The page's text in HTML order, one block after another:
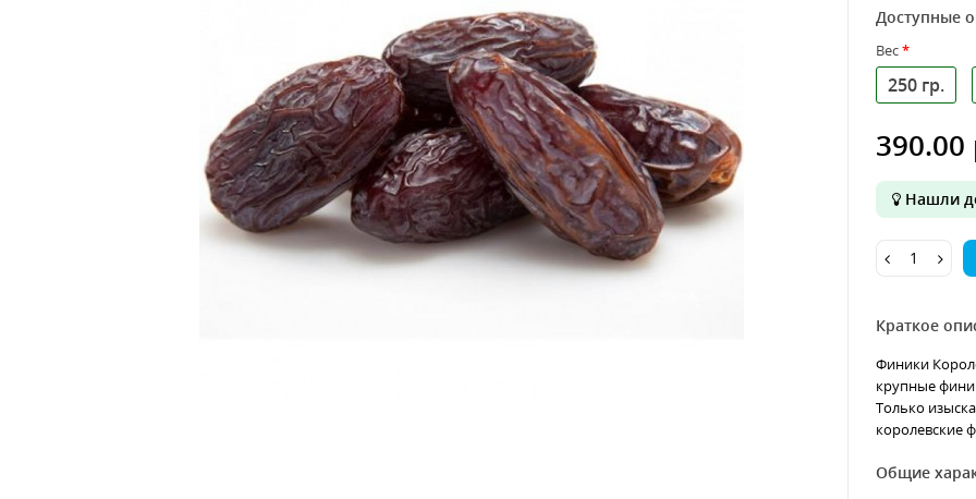
Доступные
Вес
250 гр.
390.00
Нашли
Краткое
Финики
крупные
Только
королевские
Общие